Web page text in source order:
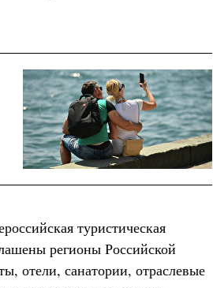
туристическая
регионы Российской
отели, санатории, отраслевые